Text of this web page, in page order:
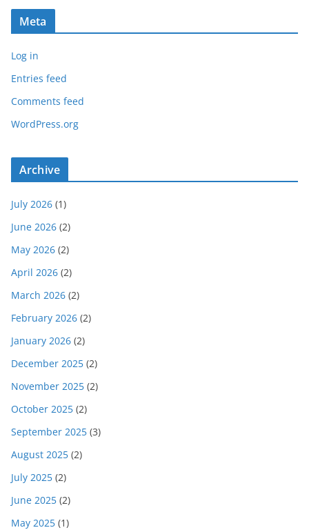
Meta
Log in
Entries feed
Comments feed
WordPress.org
Archive
July 2026 (1)
June 2026 (2)
May 2026 (2)
April 2026 (2)
March 2026 (2)
February 2026 (2)
January 2026 (2)
December 2025 (2)
November 2025 (2)
October 2025 (2)
September 2025 (3)
August 2025 (2)
July 2025 (2)
June 2025 (2)
May 2025 (1)